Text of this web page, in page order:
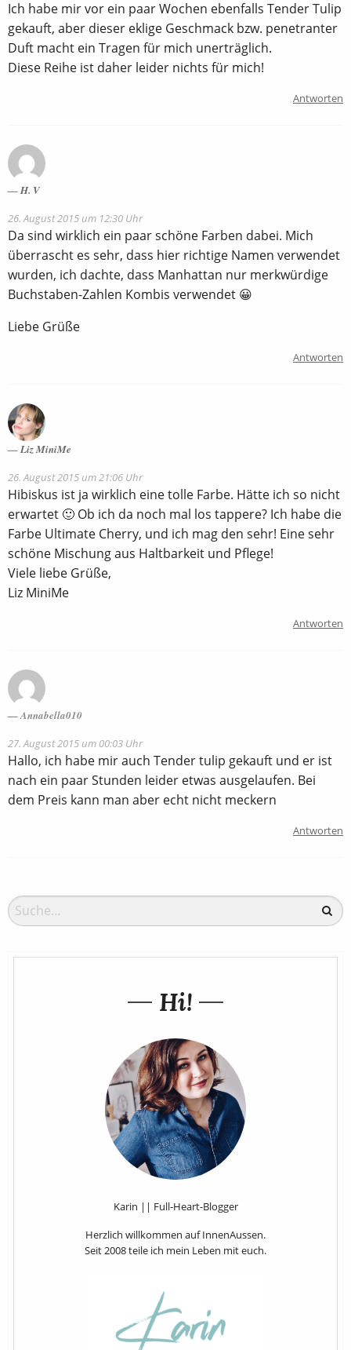
Ich habe mir vor ein paar Wochen ebenfalls Tender Tulip
gekauft, aber dieser eklige Geschmack bzw. penetranter
Duft macht ein Tragen für mich unerträglich.
Diese Reihe ist daher leider nichts für mich!
Antworten
H. V
26. August 2015 um 12:30 Uhr
Da sind wirklich ein paar schöne Farben dabei. Mich
überrascht es sehr, dass hier richtige Namen verwendet
wurden, ich dachte, dass Manhattan nur merkwürdige
Buchstaben-Zahlen Kombis verwendet 😀
Liebe Grüße
Antworten
Liz MiniMe
26. August 2015 um 21:06 Uhr
Hibiskus ist ja wirklich eine tolle Farbe. Hätte ich so nicht
erwartet 🙂 Ob ich da noch mal los tappere? Ich habe die
Farbe Ultimate Cherry, und ich mag den sehr! Eine sehr
schöne Mischung aus Haltbarkeit und Pflege!
Viele liebe Grüße,
Liz MiniMe
Antworten
Annabella010
27. August 2015 um 00:03 Uhr
Hallo, ich habe mir auch Tender tulip gekauft und er ist
nach ein paar Stunden leider etwas ausgelaufen. Bei
dem Preis kann man aber echt nicht meckern
Antworten
Hi!
Karin || Full-Heart-Blogger
Herzlich willkommen auf InnenAussen.
Seit 2008 teile ich mein Leben mit euch.